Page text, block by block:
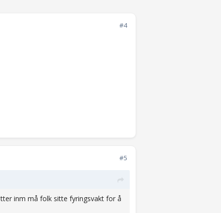
#4
#5
inm må folk sitte fyringsvakt for å